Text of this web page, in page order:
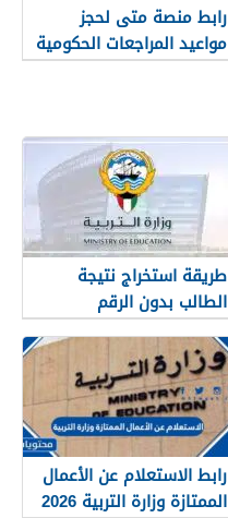
رابط منصة متى لحجز
مواعيد المراجعات الحكومية
في الكويت
طريقة استخراج نتيجة
الطالب بدون الرقم
التسلسلي في الكويت
رابط الاستعلام عن الأعمال
الممتازة وزارة التربية 2026